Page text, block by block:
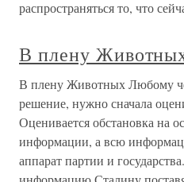
распространяться то, что
В плену
В плену Животных Любому
решение, нужно сначала
Оценивается обстановка на
информации, а всю
аппарат партии и